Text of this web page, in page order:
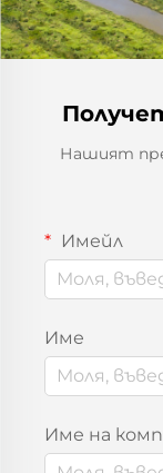
Нашият
Имейл
Име
Име на